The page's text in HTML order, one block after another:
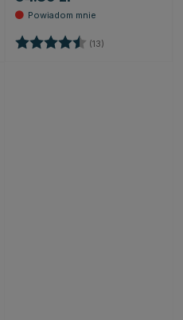
Ocena: (13)